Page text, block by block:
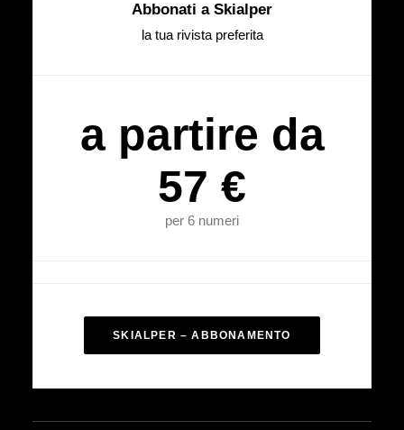
Abbonati a Skialper
la tua rivista preferita
a partire da
57 €
per 6 numeri
SKIALPER – ABBONAMENTO